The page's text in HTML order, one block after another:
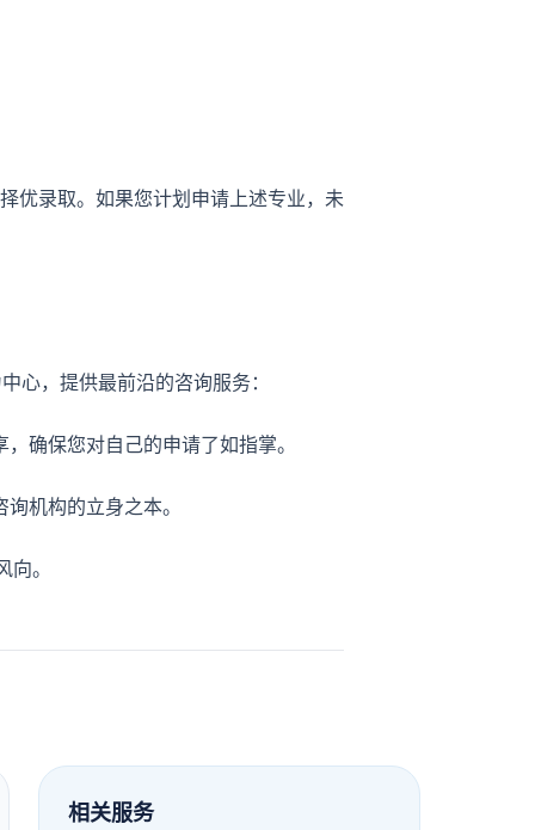
优录取。如果您计划申请上述专业，未
心，提供最前沿的咨询服务：
确保您对自己的申请了如指掌。
机构的立身之本。
。
相关服务